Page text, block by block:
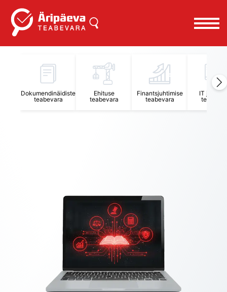
Dokumendinäidiste
teabevara
Ehituse
teabevara
Finantsjuhtimise
teabevara
IT